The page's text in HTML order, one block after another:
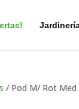
/ Pod M/ Rot Med